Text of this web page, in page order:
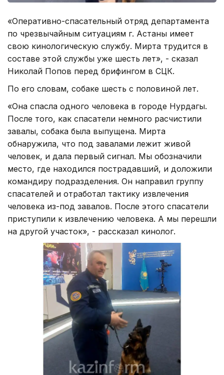
«Оперативно-спасательный отряд департамента
по чрезвычайным ситуациям г. Астаны имеет
свою кинологическую службу. Мирта трудится в
составе этой службы уже шесть лет», - сказал
Николай Попов перед брифингом в СЦК.
По его словам, собаке шесть с половиной лет.
«Она спасла одного человека в городе Нурдагы.
После того, как спасатели немного расчистили
завалы, собака была выпущена. Мирта
обнаружила, что под завалами лежит живой
человек, и дала первый сигнал. Мы обозначили
место, где находился пострадавший, и доложили
командиру подразделения. Он направил группу
спасателей и отработал тактику извлечения
человека из-под завалов. После этого спасатели
приступили к извлечению человека. А мы перешли
на другой участок», - рассказал кинолог.